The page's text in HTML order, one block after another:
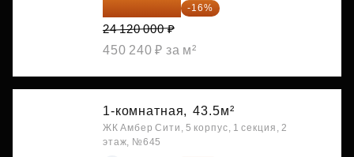
20 260 800 ₽ -16%
24 120 000 ₽
450 240 ₽ за м²
1-комнатная, 43.5м²
ЖК Амбер Сити, 5 корпус, 1 секция, 2
этаж, №645